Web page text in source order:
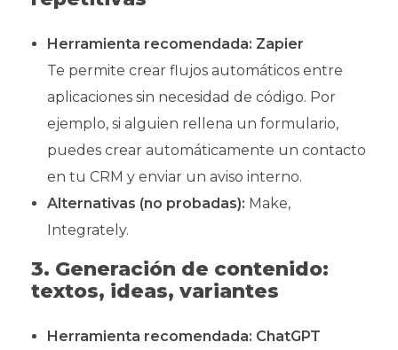
Herramienta recomendada: Zapier
Te permite crear flujos automáticos entre
aplicaciones sin necesidad de código. Por
ejemplo, si alguien rellena un formulario,
puedes crear automáticamente un contacto
en tu CRM y enviar un aviso interno.
Alternativas (no probadas): Make,
Integrately.
3. Generación de contenido:
textos, ideas, variantes
Herramienta recomendada: ChatGPT